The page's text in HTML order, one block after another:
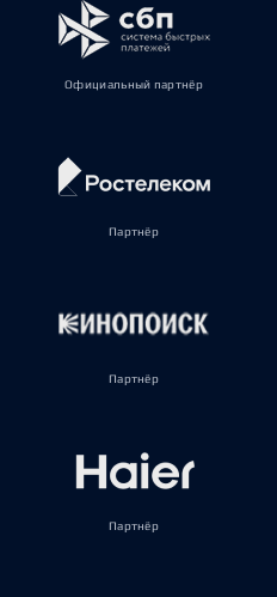
Официальный партнёр
Партнёр
Партнёр
Партнёр